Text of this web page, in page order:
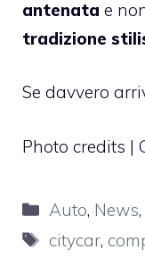
antenata e
tradizione
Se davvero
Photo credits |
Categorie
Auto, News,
Tag
citycar,